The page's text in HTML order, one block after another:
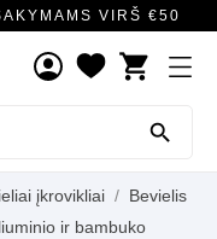
VIRŠ €50
shopping_cart

įkrovikliai
Bevielis
ir bambuko